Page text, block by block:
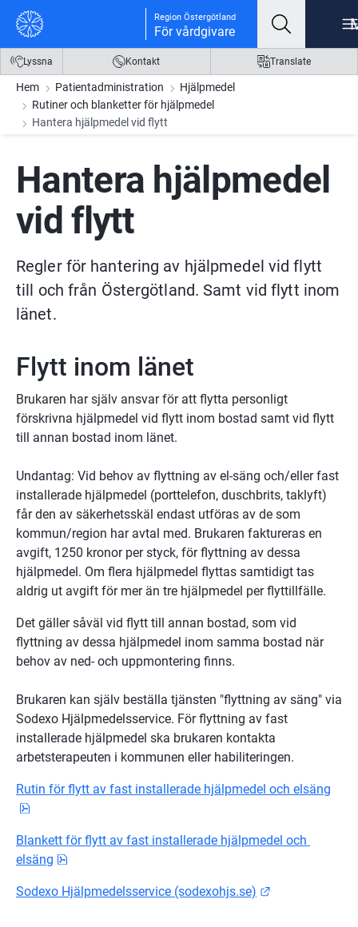
Gå till innehåll
Gå till meny
Gå till sidfot Region Östergötland
För vårdgivare
Lyssna Kontakt Translate
Hem Patientadministration
Hjälpmedel
Rutiner och blanketter för hjälpmedel
Hantera hjälpmedel vid flytt
Hantera hjälpmedel
vid flytt
Regler för hantering av hjälpmedel vid flytt
till och från Östergötland. Samt vid flytt inom
länet.
Flytt inom länet
Brukaren har själv ansvar för att flytta personligt
förskrivna hjälpmedel vid flytt inom bostad samt vid flytt
till annan bostad inom länet.
Undantag: Vid behov av flyttning av el-säng och/eller fast
installerade hjälpmedel (porttelefon, duschbrits, taklyft)
får den av säkerhetsskäl endast utföras av de som
kommun/region har avtal med. Brukaren faktureras en
avgift, 1250 kronor per styck, för flyttning av dessa
hjälpmedel. Om flera hjälpmedel flyttas samtidigt tas
aldrig ut avgift för mer än tre hjälpmedel per flyttillfälle.
Det gäller såväl vid flytt till annan bostad, som vid
flyttning av dessa hjälpmedel inom samma bostad när
behov av ned- och uppmontering finns.
Brukaren kan själv beställa tjänsten "flyttning av säng" via
Sodexo Hjälpmedelsservice. För flyttning av fast
installerade hjälpmedel ska brukaren kontakta
arbetsterapeuten i kommunen eller habiliteringen.
Rutin för flytt av fast installerade hjälpmedel och elsäng
Blankett för flytt av fast installerade hjälpmedel och
elsäng
Sodexo Hjälpmedelsservice (sodexohjs.se)